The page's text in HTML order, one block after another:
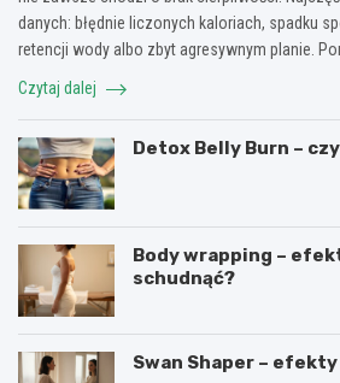
danych: błędnie liczonych kaloriach, spadku
retencji wody albo zbyt agresywnym planie.
Czytaj dalej
Detox Belly Burn –
Body wrapping –
schudnąć?
Swan Shaper – efekty